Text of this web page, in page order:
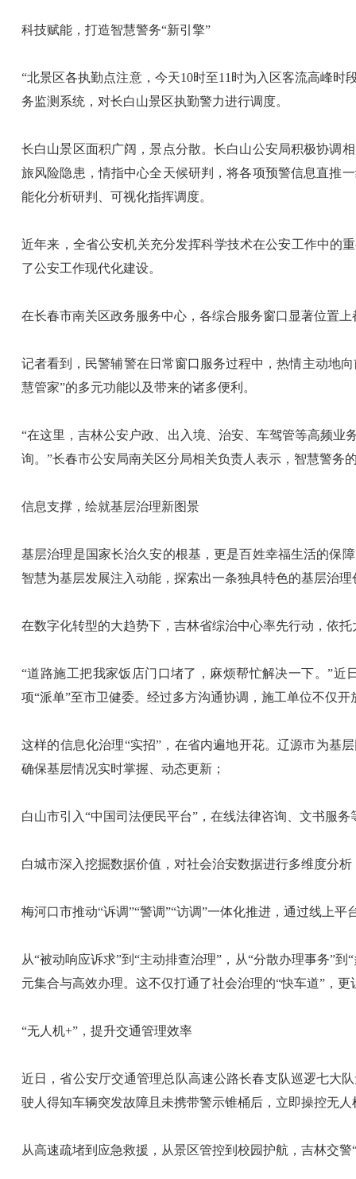
科技赋能，打造智慧警务“新引擎”
“北景区各执勤点注意，今天10时至11时为入区客流高峰
务监测系统，对长白山景区执勤警力进行调度。
长白山景区面积广阔，景点分散。长白山公安局积极协调
旅风险隐患，情指中心全天候研判，将各项预警信息直推
能化分析研判、可视化指挥调度。
近年来，全省公安机关充分发挥科学技术在公安工作中的
了公安工作现代化建设。
在长春市南关区政务服务中心，各综合服务窗口显著位置
记者看到，民警辅警在日常窗口服务过程中，热情主动地
慧管家”的多元功能以及带来的诸多便利。
“在这里，吉林公安户政、出入境、治安、车驾管等高频
询。”长春市公安局南关区分局相关负责人表示，智慧警务
信息支撑，绘就基层治理新图景
基层治理是国家长治久安的根基，更是百姓幸福生活的保
智慧为基层发展注入动能，探索出一条独具特色的基层治理
在数字化转型的大趋势下，吉林省综治中心率先行动，依
“道路施工把我家饭店门口堵了，麻烦帮忙解决一下。”
项“派单”至市卫健委。经过多方沟通协调，施工单位不仅
这样的信息化治理“实招”，在省内遍地开花。辽源市为基
确保基层情况实时掌握、动态更新；
白山市引入“中国司法便民平台”，在线法律咨询、文书服
白城市深入挖掘数据价值，对社会治安数据进行多维度分
梅河口市推动“诉调”“警调”“访调”一体化推进，通过线上
从“被动响应诉求”到“主动排查治理”，从“分散办理事务”
元集合与高效办理。这不仅打通了社会治理的“快车道”，
“无人机+”，提升交通管理效率
近日，省公安厅交通管理总队高速公路长春支队巡逻七大
驶人得知车辆突发故障且未携带警示锥桶后，立即操控无
从高速疏堵到应急救援，从景区管控到校园护航，吉林交